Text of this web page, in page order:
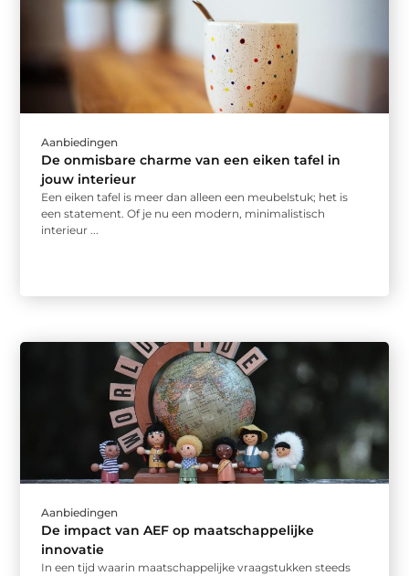
Aanbiedingen
De onmisbare charme van een eiken tafel in
jouw interieur
Een eiken tafel is meer dan alleen een meubelstuk; het is
een statement. Of je nu een modern, minimalistisch
interieur ...
Aanbiedingen
De impact van AEF op maatschappelijke
innovatie
In een tijd waarin maatschappelijke vraagstukken steeds